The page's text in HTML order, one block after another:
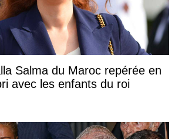
Salma du Maroc repérée en
avec les enfants du roi